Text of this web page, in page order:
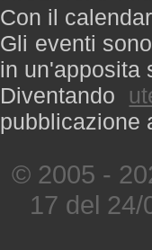
Con il
Gli eventi
in un'apposita
Diventando
pubblicazione
© 2005 -
17 del